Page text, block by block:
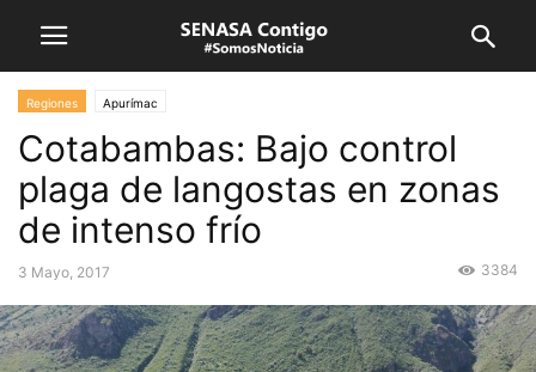
Regiones Apurímac
Cotabambas: Bajo control
plaga de langostas en zonas
de intenso frío
3 Mayo, 2017 3384